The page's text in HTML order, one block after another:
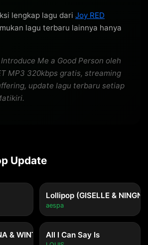
lengkap lagu dari Joy RED
lagu terbaru lainnya hanya
Me a Good Person oleh
MP3 320kbps gratis, streaming
update lagu terbaru setiap
Update
Lollipop (GISELLE &
aespa
& WINTER)All I Can Say Is